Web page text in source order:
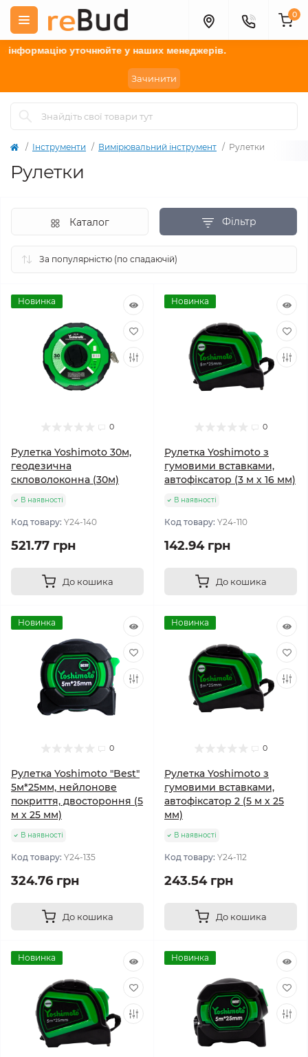
уточнюйтеу наших менеджерів.
Зачинити
0
Інструменти Вимірювальний інструмент Рулетки
Рулетки
Фільтр
Каталог
Новинка
0
Рулетка Yoshimoto 30м,
геодезична
скловолоконна (30м)
В наявності
Код товару: Y24-140
521.77 грн
До кошика
Новинка
0
Рулетка Yoshimoto з
гумовими вставками,
автофіксатор (3 м х 16 мм)
В наявності
Код товару: Y24-110
142.94 грн
До кошика
Новинка
0
Рулетка Yoshimoto "Best"
5м*25мм, нейлонове
покриття, двостороння (5
м х 25 мм)
В наявності
Код товару: Y24-135
324.76 грн
До кошика
Новинка
0
Рулетка Yoshimoto з
гумовими вставками,
автофіксатор 2 (5 м х 25
мм)
В наявності
Код товару: Y24-112
243.54 грн
До кошика
Новинка Новинка